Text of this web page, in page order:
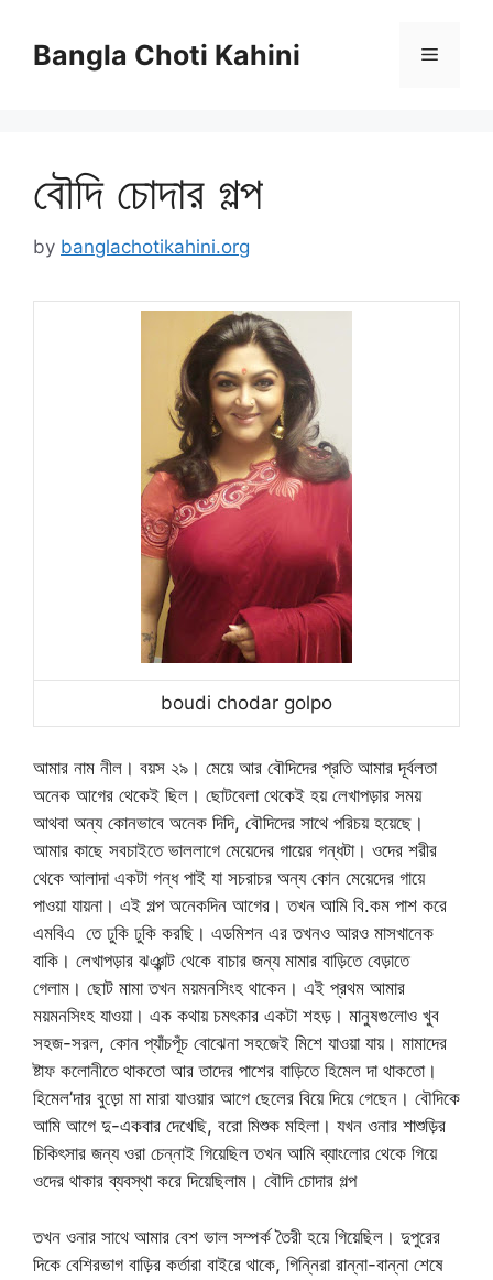
contentBangla Choti Kahini Menu
বৌদি চোদার গল্প
by banglachotikahini.org
boudi chodar golpo
আমার নাম নীল। বয়স ২৯। মেয়ে আর বৌদিদের প্রতি আমার দূর্বলতা
অনেক আগের থেকেই ছিল। ছোটবেলা থেকেই হয় লেখাপড়ার সময়
আথবা অন্য কোনভাবে অনেক দিদি, বৌদিদের সাথে পরিচয় হয়েছে।
আমার কাছে সবচাইতে ভাললাগে মেয়েদের গায়ের গন্ধটা। ওদের শরীর
থেকে আলাদা একটা গন্ধ পাই যা সচরাচর অন্য কোন মেয়েদের গায়ে
পাওয়া যায়না। এই গল্প অনেকদিন আগের। তখন আমি বি.কম পাশ করে
এমবিএ তে ঢুকি ঢুকি করছি। এডমিশন এর তখনও আরও মাসখানেক
বাকি। লেখাপড়ার ঝঞ্ঝাট থেকে বাচার জন্য মামার বাড়িতে বেড়াতে
গেলাম। ছোট মামা তখন ময়মনসিংহ থাকেন। এই প্রথম আমার
ময়মনসিংহ যাওয়া। এক কথায় চমৎকার একটা শহড়। মানুষগুলোও খুব
সহজ-সরল, কোন প্যাঁচপূঁচ বোঝেনা সহজেই মিশে যাওয়া যায়। মামাদের
ষ্টাফ কলোনীতে থাকতো আর তাদের পাশের বাড়িতে হিমেল দা থাকতো।
হিমেল’দার বুড়ো মা মারা যাওয়ার আগে ছেলের বিয়ে দিয়ে গেছেন। বৌদিকে
আমি আগে দু-একবার দেখেছি, বরো মিশুক মহিলা। যখন ওনার শাশুড়ির
চিকিৎসার জন্য ওরা চেন্নাই গিয়েছিল তখন আমি ব্যাংলোর থেকে গিয়ে
ওদের থাকার ব্যবস্থা করে দিয়েছিলাম। বৌদি চোদার গল্প
তখন ওনার সাথে আমার বেশ ভাল সম্পর্ক তৈরী হয়ে গিয়েছিল। দুপুরের
দিকে বেশিরভাগ বাড়ির কর্তারা বাইরে থাকে, গিন্নিরা রান্না-বান্না শেষে